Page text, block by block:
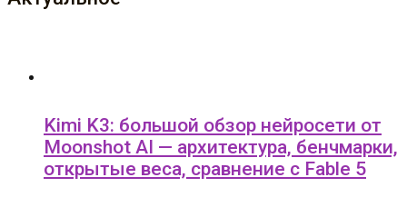
Kimi K3: большой обзор нейросети от
Moonshot AI — архитектура, бенчмарки,
открытые веса, сравнение с Fable 5